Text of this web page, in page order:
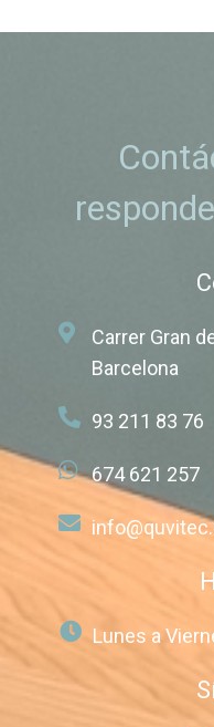
Carrer Gran
Barcelona
93 211 83 76
674 621 257
Lunes a